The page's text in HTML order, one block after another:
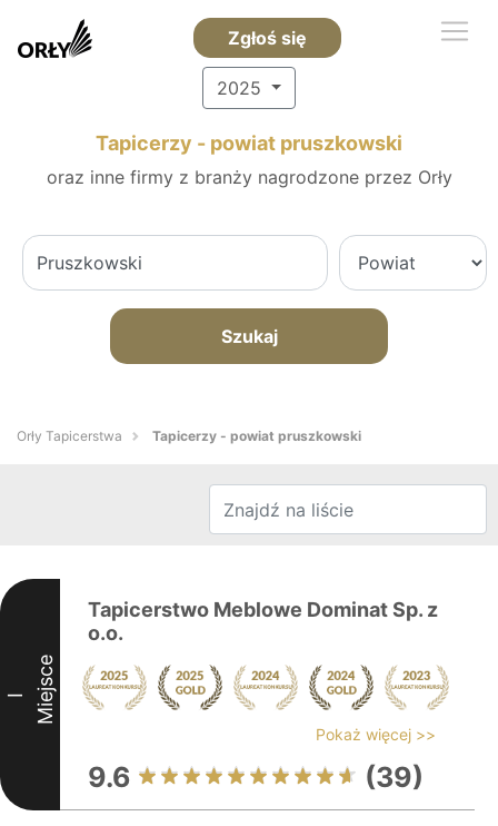
Zgłoś się
2025
Tapicerzy - powiat pruszkowski
oraz inne firmy z branży nagrodzone przez Orły
Szukaj
Orły Tapicerstwa Tapicerzy - powiat pruszkowski
I Miejsce
Tapicerstwo Meblowe Dominat Sp. z
o.o.
Pokaż więcej >>
9.6 (39)